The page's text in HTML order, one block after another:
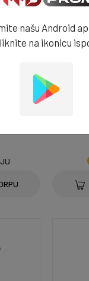
našu Android
na ikonicu